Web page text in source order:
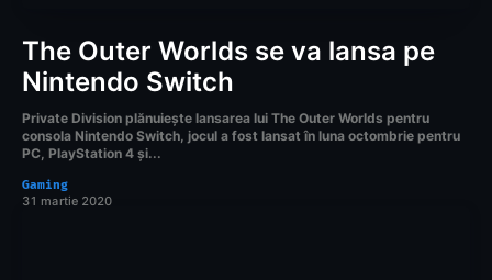
The Outer Worlds se va lansa pe
Nintendo Switch
Private Division plănuiește lansarea lui The Outer Worlds pentru
consola Nintendo Switch, jocul a fost lansat în luna octombrie pentru
PC, PlayStation 4 și...
Gaming
31 martie 2020